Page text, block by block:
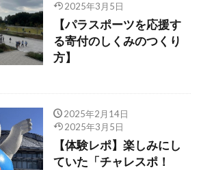
2025年3月5日
【パラスポーツを応援す
る寄付のしくみのつくり
方】
2025年2月14日
2025年3月5日
【体験レポ】楽しみにし
ていた「チャレスポ！